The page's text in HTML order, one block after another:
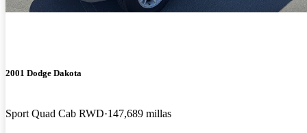
2001 Dodge Dakota
Sport Quad Cab RWD 147,689 millas